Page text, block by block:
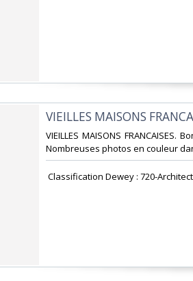
‎VIEILLES MAISONS
‎VIEILLES MAISONS
Nombreuses photos en couleur
Classification Dewey : 720-